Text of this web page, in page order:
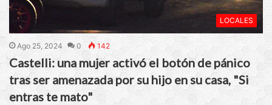
LOCALES
Ago 25, 2024 0 142
Castelli: una mujer activó el botón de pánico
tras ser amenazada por su hijo en su casa, "Si
entras te mato"